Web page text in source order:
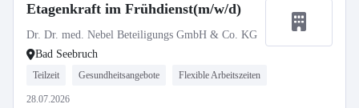
Etagenkraft im Frühdienst(m/w/d)
Dr. Dr. med. Nebel Beteiligungs GmbH & Co. KG
Bad Seebruch
Teilzeit Gesundheitsangebote Flexible Arbeitszeiten
28.07.2026